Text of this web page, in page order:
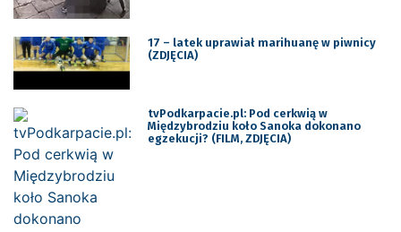
17 – latek uprawiał marihuanę w piwnicy
(ZDJĘCIA)
tvPodkarpacie.pl: Pod cerkwią w
Międzybrodziu koło Sanoka dokonano
egzekucji? (FILM, ZDJĘCIA)